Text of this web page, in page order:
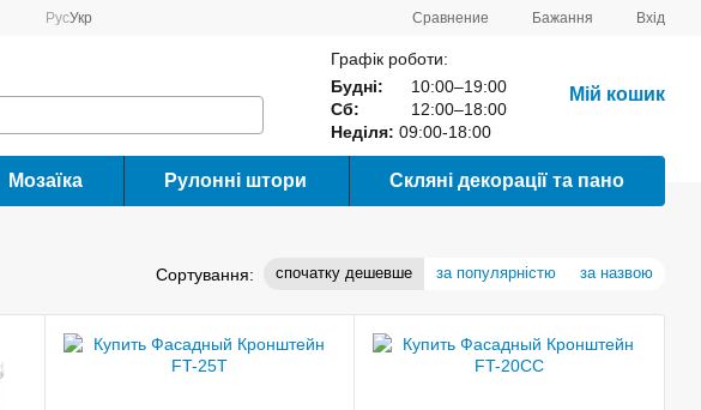
РусУкр Сравнение Бажання Вхід
Графік роботи:
Будні:
10:00–19:00
Сб:
12:00–18:00
Неділя: 09:00-18:00
Мій кошик
Мозаїка Рулонні штори Скляні декорації та пано
Сортування: спочатку дешевше за популярністю за назвою